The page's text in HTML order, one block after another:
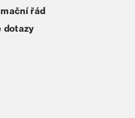
řád
dotazy